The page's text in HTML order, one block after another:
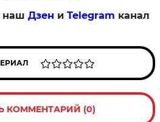
нашДзен иTelegram канал
КОММЕНТАРИЙ (0)